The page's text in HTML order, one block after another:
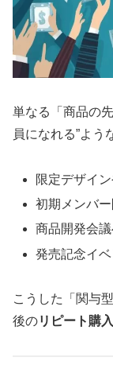
単なる「商品の
員になれる”よう
限定デザイ
初期メンバ
商品開発会
発売記念イ
こうした「関与
後のリピート購